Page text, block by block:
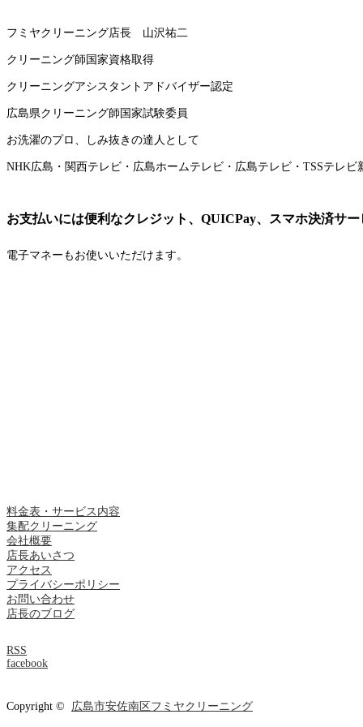
フミヤクリーニング店長 山沢祐二
クリーニング師国家資格取得
クリーニングアシスタントアドバイザー認定
広島県クリーニング師国家試験委員
お洗濯のプロ、しみ抜きの達人として
NHK広島・関西テレビ・広島ホームテレビ・広島テレビ・TSSテレ
お支払いには便利なクレジット、QUICPay、スマホ決済サ
電子マネーもお使いいただけます。
料金表・サービス内容
集配クリーニング
会社概要
店長あいさつ
アクセス
プライバシーポリシー
お問い合わせ
店長のブログ
RSS
facebook
Copyright © 広島市安佐南区フミヤクリーニング